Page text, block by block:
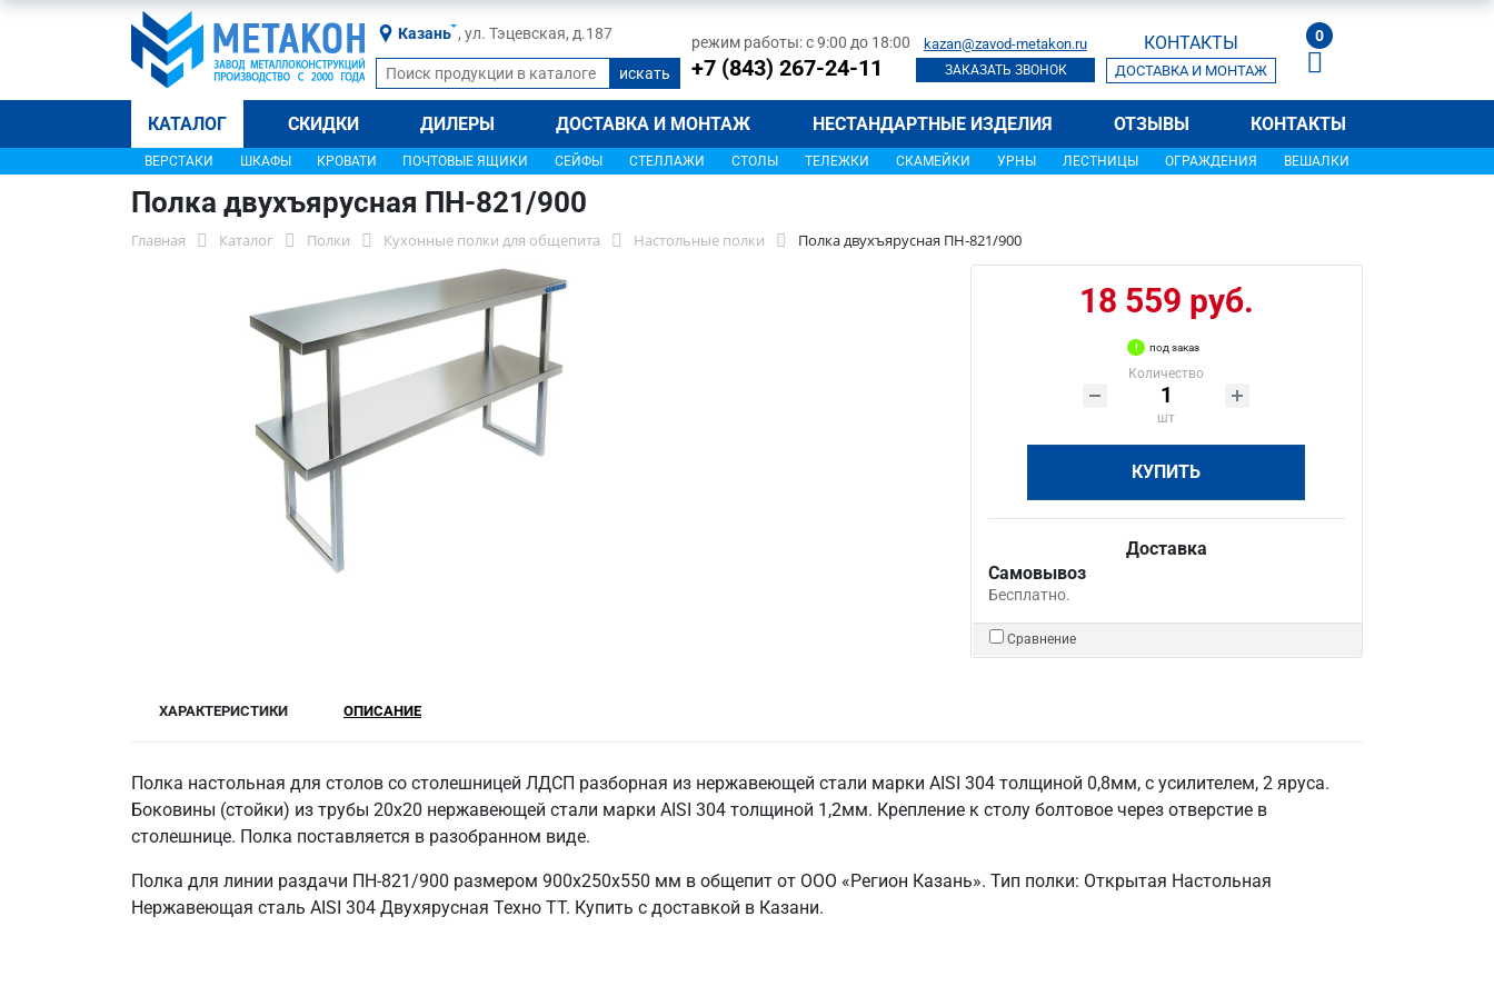
Казань , ул. Тэцевская, д.187 режим работы: с 9:00 до 18:00
+7 (843) 267-24-11
kazan@zavod-metakon.ru
ЗАКАЗАТЬ ЗВОНОК
КОНТАКТЫ
ДОСТАВКА И МОНТАЖ
0
КАТАЛОГ СКИДКИ ДИЛЕРЫ ДОСТАВКА И МОНТАЖ НЕСТАНДАРТНЫЕ ИЗДЕЛИЯ ОТЗЫВЫ КОНТАКТЫ
ВЕРСТАКИ ШКАФЫ КРОВАТИ ПОЧТОВЫЕ ЯЩИКИ СЕЙФЫ СТЕЛЛАЖИ СТОЛЫ ТЕЛЕЖКИ СКАМЕЙКИ УРНЫ ЛЕСТНИЦЫ ОГРАЖДЕНИЯ ВЕШАЛКИ
Полка двухъярусная ПН-821/900
Главная Каталог Полки Кухонные полки для общепита Настольные полки Полка двухъярусная ПН-821/900
18 559 руб.
под заказ
Количество
шт
КУПИТЬ
Доставка
Самовывоз
Бесплатно.
Сравнение
ХАРАКТЕРИСТИКИ ОПИСАНИЕ
Полка настольная для столов со столешницей ЛДСП разборная из нержавеющей стали марки AISI 304 толщиной 0,8мм, с усилителем, 2 яруса.
Боковины (стойки) из трубы 20х20 нержавеющей стали марки AISI 304 толщиной 1,2мм. Крепление к столу болтовое через отверстие в
столешнице. Полка поставляется в разобранном виде.
Полка для линии раздачи ПН-821/900 размером 900х250х550 мм в общепит от ООО «Регион Казань». Тип полки: Открытая Настольная
Нержавеющая сталь AISI 304 Двухярусная Техно ТТ. Купить с доставкой в Казани.